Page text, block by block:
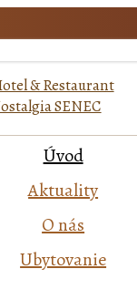
Úvod
Aktuality
O nás
Ubytovanie